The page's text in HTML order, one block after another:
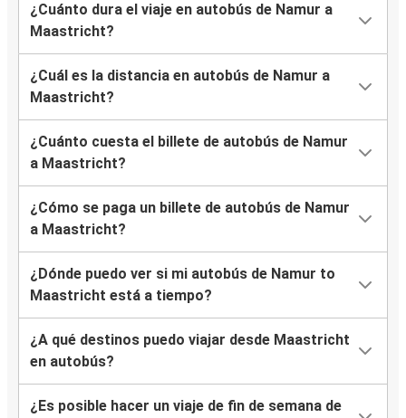
¿Cuánto dura el viaje en autobús de Namur a
Maastricht?
¿Cuál es la distancia en autobús de Namur a
Maastricht?
¿Cuánto cuesta el billete de autobús de Namur
a Maastricht?
¿Cómo se paga un billete de autobús de Namur
a Maastricht?
¿Dónde puedo ver si mi autobús de Namur to
Maastricht está a tiempo?
¿A qué destinos puedo viajar desde Maastricht
en autobús?
¿Es posible hacer un viaje de fin de semana de